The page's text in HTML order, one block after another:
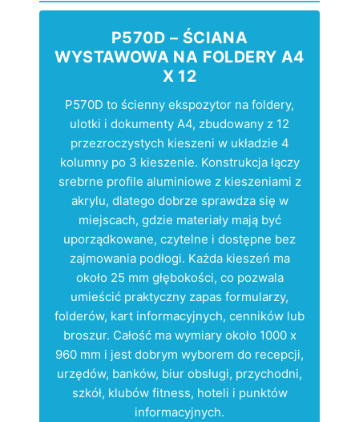
P570D – ŚCIANA
WYSTAWOWA NA FOLDERY A4
X 12
P570D to ścienny ekspozytor na foldery,
ulotki i dokumenty A4, zbudowany z 12
przezroczystych kieszeni w układzie 4
kolumny po 3 kieszenie. Konstrukcja łączy
srebrne profile aluminiowe z kieszeniami z
akrylu, dlatego dobrze sprawdza się w
miejscach, gdzie materiały mają być
uporządkowane, czytelne i dostępne bez
zajmowania podłogi. Każda kieszeń ma
około 25 mm głębokości, co pozwala
umieścić praktyczny zapas formularzy,
folderów, kart informacyjnych, cenników lub
broszur. Całość ma wymiary około 1000 x
960 mm i jest dobrym wyborem do recepcji,
urzędów, banków, biur obsługi, przychodni,
szkół, klubów fitness, hoteli i punktów
informacyjnych.